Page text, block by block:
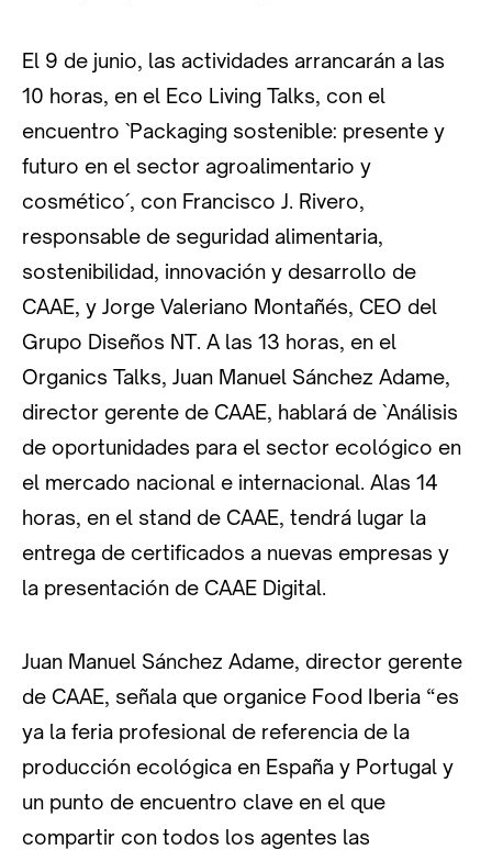
El 9 de junio, las actividades arrancarán a las
10 horas, en el Eco Living Talks, con el
encuentro `Packaging sostenible: presente y
futuro en el sector agroalimentario y
cosmético´, con Francisco J. Rivero,
responsable de seguridad alimentaria,
sostenibilidad, innovación y desarrollo de
CAAE, y Jorge Valeriano Montañés, CEO del
Grupo Diseños NT. A las 13 horas, en el
Organics Talks, Juan Manuel Sánchez Adame,
director gerente de CAAE, hablará de `Análisis
de oportunidades para el sector ecológico en
el mercado nacional e internacional. Alas 14
horas, en el stand de CAAE, tendrá lugar la
entrega de certificados a nuevas empresas y
la presentación de CAAE Digital.
Juan Manuel Sánchez Adame, director gerente
de CAAE, señala que organice Food Iberia “es
ya la feria profesional de referencia de la
producción ecológica en España y Portugal y
un punto de encuentro clave en el que
compartir con todos los agentes las